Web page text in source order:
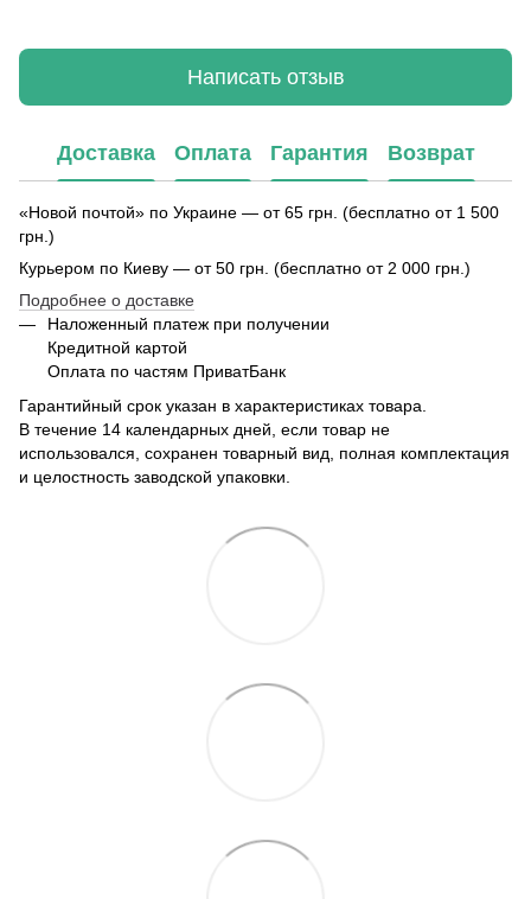
Написать отзыв
Доставка Оплата Гарантия Возврат
«Новой почтой» по Украине — от 65 грн. (бесплатно от 1 500
грн.)
Курьером по Киеву — от 50 грн. (бесплатно от 2 000 грн.)
Подробнее о доставке
Наложенный платеж при получении
Кредитной картой
Оплата по частям ПриватБанк
Гарантийный срок указан в характеристиках товара.
В течение 14 календарных дней, если товар не
использовался, сохранен товарный вид, полная комплектация
и целостность заводской упаковки.